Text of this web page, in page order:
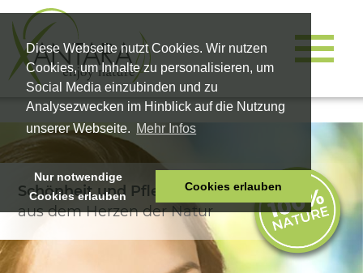
Diese Webseite nutzt Cookies. Wir nutzen
Cookies, um Inhalte zu personalisieren, um
Social Media einzubinden und zu
Analysezwecken im Hinblick auf die Nutzung
unserer Webseite. Mehr Infos
Nur notwendige
Cookies erlauben
Cookies erlauben
HOME
VITALPRODUKTE
Schönheit und Pflege
aus dem Herzen der Natur